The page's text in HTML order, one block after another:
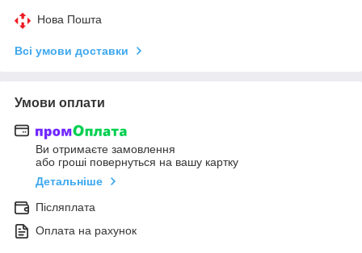
Нова Пошта
Всі умови доставки
Умови оплати
Ви отримаєте замовлення
або гроші повернуться на вашу картку
Детальніше
Післяплата
Оплата на рахунок